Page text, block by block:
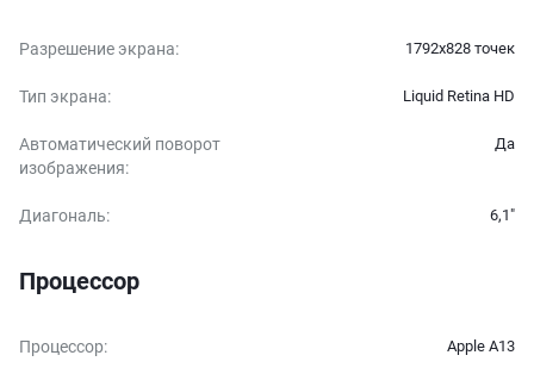
Разрешение экрана: 1792x828 точек
Тип экрана: Liquid Retina HD
Автоматический поворот
изображения:
Да
Диагональ: 6,1″
Процессор
Процессор: Apple A13